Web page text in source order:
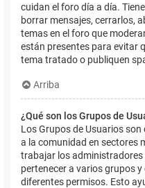
cuidan el foro día a día.
borrar mensajes, cerrarlos,
temas en el foro que
están presentes para evitar
tema tratado o publiquen
Arriba
¿Qué son los Grupos de
Los Grupos de Usuarios
a la comunidad en sectores
trabajar los
pertenecer a varios grupos
diferentes permisos. Esto